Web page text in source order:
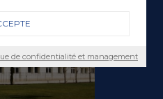
de confidentialité et management